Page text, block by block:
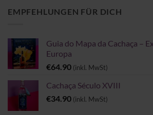
€32.90
EMPFEHLUNGEN FÜR DICH
Guia do Mapa da Cachaça –
Europa
€64.90 (inkl. MwSt)
Cachaça Século XVIII
€34.90 (inkl. MwSt)